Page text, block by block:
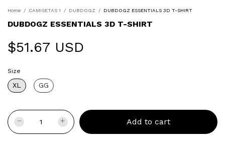
Home / CAMISETAS 1 / DUBDOGZ / DUBDOGZ ESSENTIALS 3D T-SHIRT
DUBDOGZ ESSENTIALS 3D T-SHIRT
$51.67 USD
Size
XL GG